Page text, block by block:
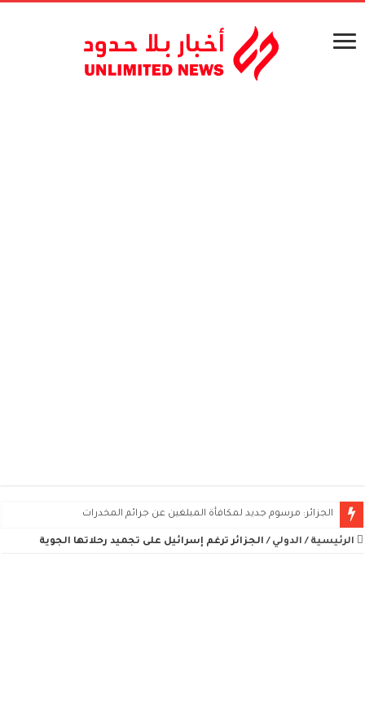
الجزائر: مرسوم جديد لمكافأة المبلغين عن جرائم المخدرات
الرئيسية / الدولي / الجزائر ترغم إسرائيل على تجميد رحلاتها الجوية